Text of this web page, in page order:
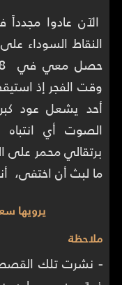
الآن عادوا
النقاط السوداء
وقت الفجر إذ
أحد يشعل عود
الصوت أي
برتقالي محمر على
ما لبث أن اختفى،
يرويها سعيد (18 سنة) - الإمارات
ملاحظة
- نشرت تلك